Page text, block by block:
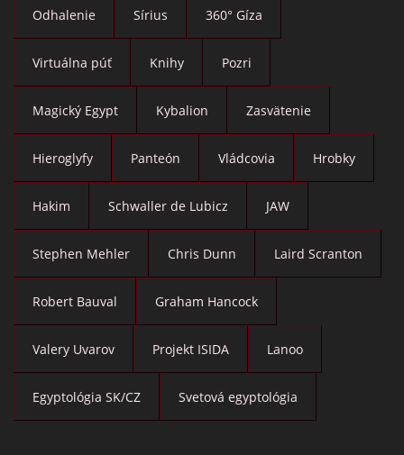
Odhalenie Sírius 360° Gíza
Virtuálna púť Knihy Pozri
Magický Egypt Kybalion Zasvätenie
Hieroglyfy Panteón Vládcovia Hrobky
Hakim Schwaller de Lubicz JAW
Stephen Mehler Chris Dunn Laird Scranton
Robert Bauval Graham Hancock
Valery Uvarov Projekt ISIDA Lanoo
Egyptológia SK/CZ Svetová egyptológia